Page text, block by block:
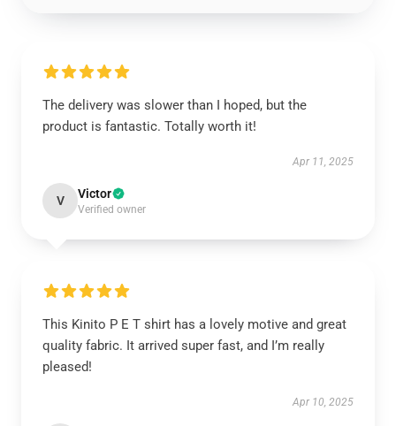
The delivery was slower than I hoped, but the
product is fantastic. Totally worth it!
Apr 11, 2025
V Victor
Verified owner
This Kinito P E T shirt has a lovely motive and great
quality fabric. It arrived super fast, and I’m really
pleased!
Apr 10, 2025